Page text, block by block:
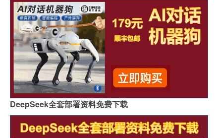
DeepSeek全套部署资料免费下载